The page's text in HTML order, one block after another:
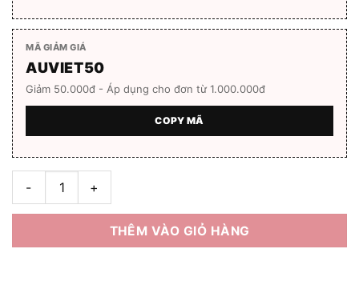
MÃ GIẢM GIÁ
AUVIET50
Giảm 50.000đ - Áp dụng cho đơn từ 1.000.000đ
COPY MÃ
Gọng kính unisex Bolon BH6000 Full box số lượng
THÊM VÀO GIỎ HÀNG